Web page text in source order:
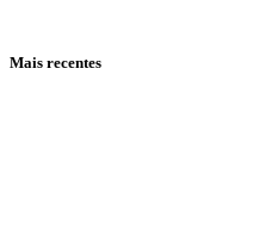
Mais recentes